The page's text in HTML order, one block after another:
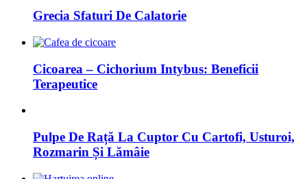
Grecia Sfaturi De Calatorie
Cicoarea – Cichorium Intybus: Beneficii
Terapeutice
Pulpe De Rață La Cuptor Cu Cartofi, Usturoi,
Rozmarin Și Lămâie